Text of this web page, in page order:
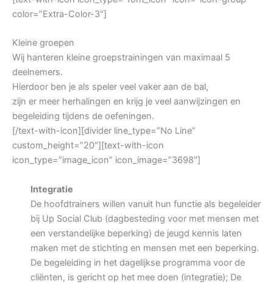
color=”Extra-Color-3″]
Kleine groepen
Wij hanteren kleine groepstrainingen van maximaal 5
deelnemers.
Hierdoor ben je als speler veel vaker aan de bal,
zijn er meer herhalingen en krijg je veel aanwijzingen en
begeleiding tijdens de oefeningen.
[/text-with-icon][divider line_type=”No Line”
custom_height=”20″][text-with-icon
icon_type=”image_icon” icon_image=”3698″]
Integratie
De hoofdtrainers willen vanuit hun functie als begeleider
bij Up Social Club (dagbesteding voor met mensen met
een verstandelijke beperking) de jeugd kennis laten
maken met de stichting en mensen met een beperking.
De begeleiding in het dagelijkse programma voor de
cliënten, is gericht op het mee doen (integratie); De